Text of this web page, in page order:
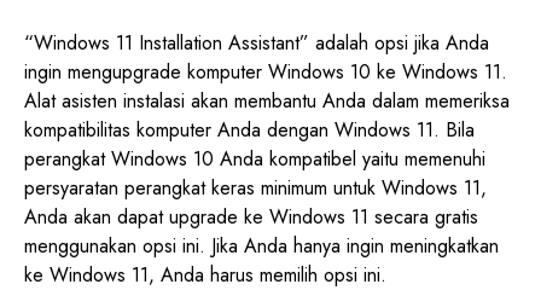
“Windows 11 Installation Assistant” adalah opsi jika Anda
ingin mengupgrade komputer Windows 10 ke Windows 11.
Alat asisten instalasi akan membantu Anda dalam memeriksa
kompatibilitas komputer Anda dengan Windows 11. Bila
perangkat Windows 10 Anda kompatibel yaitu memenuhi
persyaratan perangkat keras minimum untuk Windows 11,
Anda akan dapat upgrade ke Windows 11 secara gratis
menggunakan opsi ini. Jika Anda hanya ingin meningkatkan
ke Windows 11, Anda harus memilih opsi ini.